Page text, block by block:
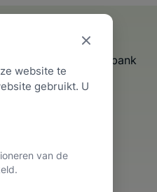
website te
gebruikt. U
van de
Kennisbank